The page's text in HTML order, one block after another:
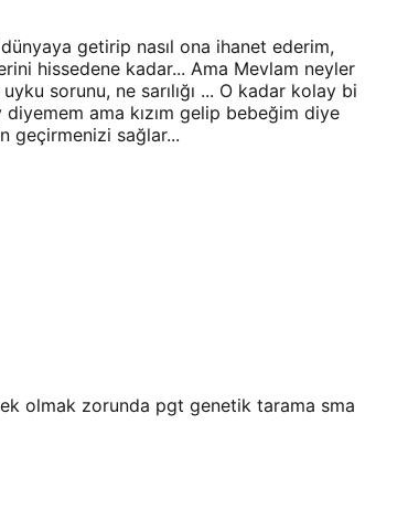
getirip nasıl ona ihanet ederim,
hissedene kadar... Ama Mevlam neyler
sorunu, ne sarılığı ... O kadar kolay bi
ama kızım gelip bebeğim diye
geçirmenizi sağlar...
olmak zorunda pgt genetik tarama sma